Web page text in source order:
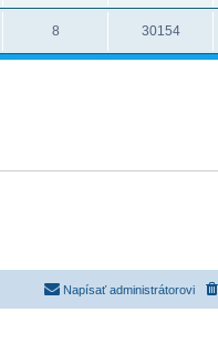
8 30154
Napísať administrátorovi